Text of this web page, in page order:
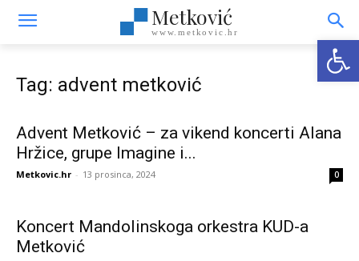
Metković
www.metkovic.hr
Tag: advent metković
Advent Metković – za vikend koncerti Alana
Hržice, grupe Imagine i...
Metkovic.hr - 13 prosinca, 2024 0
Koncert Mandolinskoga orkestra KUD-a
Metković